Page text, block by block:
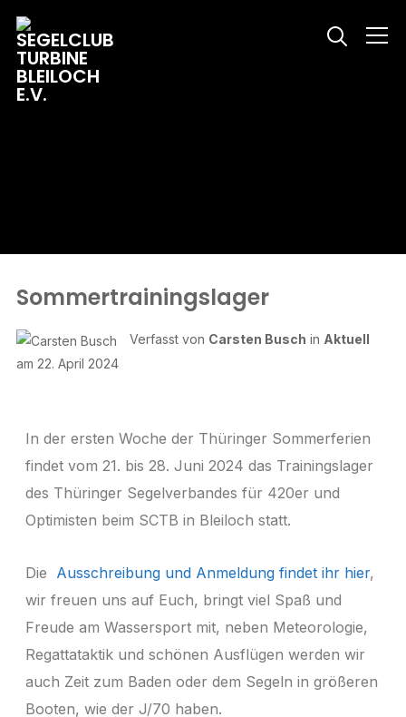
Info
Sommertrainingslager
Verfasst von Carsten Busch in Aktuell
am 22. April 2024
In der ersten Woche der Thüringer Sommerferien
findet vom 21. bis 28. Juni 2024 das Trainingslager
des Thüringer Segelverbandes für 420er und
Optimisten beim SCTB in Bleiloch statt.
Die Ausschreibung und Anmeldung findet ihr hier,
wir freuen uns auf Euch, bringt viel Spaß und
Freude am Wassersport mit, neben Meteorologie,
Regattataktik und schönen Ausflügen werden wir
auch Zeit zum Baden oder dem Segeln in größeren
Booten, wie der J/70 haben.